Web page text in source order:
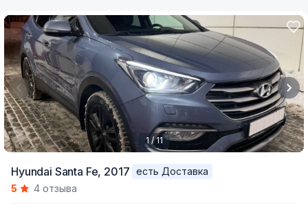
of
1 / 11
Hyundai Santa Fe, 2017
есть Доставка
5
4 отзыва